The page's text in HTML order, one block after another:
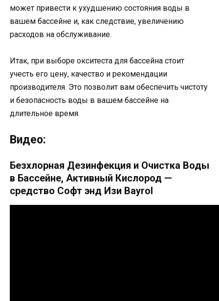
может привести к ухудшению состояния воды в
вашем бассейне и, как следствие, увеличению
расходов на обслуживание.
Итак, при выборе окситеста для бассейна стоит
учесть его цену, качество и рекомендации
производителя. Это позволит вам обеспечить чистоту
и безопасность воды в вашем бассейне на
длительное время.
Видео:
Безхлорная Дезинфекция и Очистка Воды
в Бассейне, Активный Кислород —
средство Софт энд Изи Bayrol